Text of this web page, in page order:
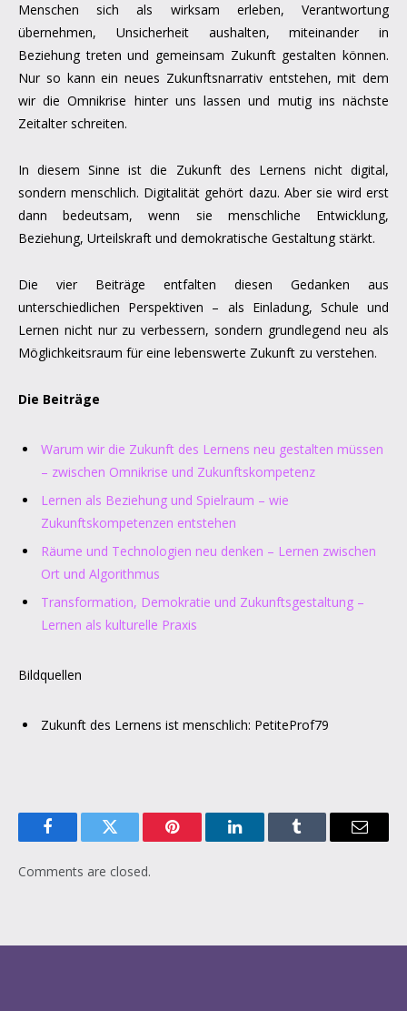
Menschen sich als wirksam erleben, Verantwortung
übernehmen, Unsicherheit aushalten, miteinander in
Beziehung treten und gemeinsam Zukunft gestalten können.
Nur so kann ein neues Zukunftsnarrativ entstehen, mit dem
wir die Omnikrise hinter uns lassen und mutig ins nächste
Zeitalter schreiten.
In diesem Sinne ist die Zukunft des Lernens nicht digital,
sondern menschlich. Digitalität gehört dazu. Aber sie wird erst
dann bedeutsam, wenn sie menschliche Entwicklung,
Beziehung, Urteilskraft und demokratische Gestaltung stärkt.
Die vier Beiträge entfalten diesen Gedanken aus
unterschiedlichen Perspektiven – als Einladung, Schule und
Lernen nicht nur zu verbessern, sondern grundlegend neu als
Möglichkeitsraum für eine lebenswerte Zukunft zu verstehen.
Die Beiträge
Warum wir die Zukunft des Lernens neu gestalten müssen
– zwischen Omnikrise und Zukunftskompetenz
Lernen als Beziehung und Spielraum – wie
Zukunftskompetenzen entstehen
Räume und Technologien neu denken – Lernen zwischen
Ort und Algorithmus
Transformation, Demokratie und Zukunftsgestaltung –
Lernen als kulturelle Praxis
Bildquellen
Zukunft des Lernens ist menschlich: PetiteProf79
FacebookTwitter Pinterest LinkedInTumblr Email
Comments are closed.